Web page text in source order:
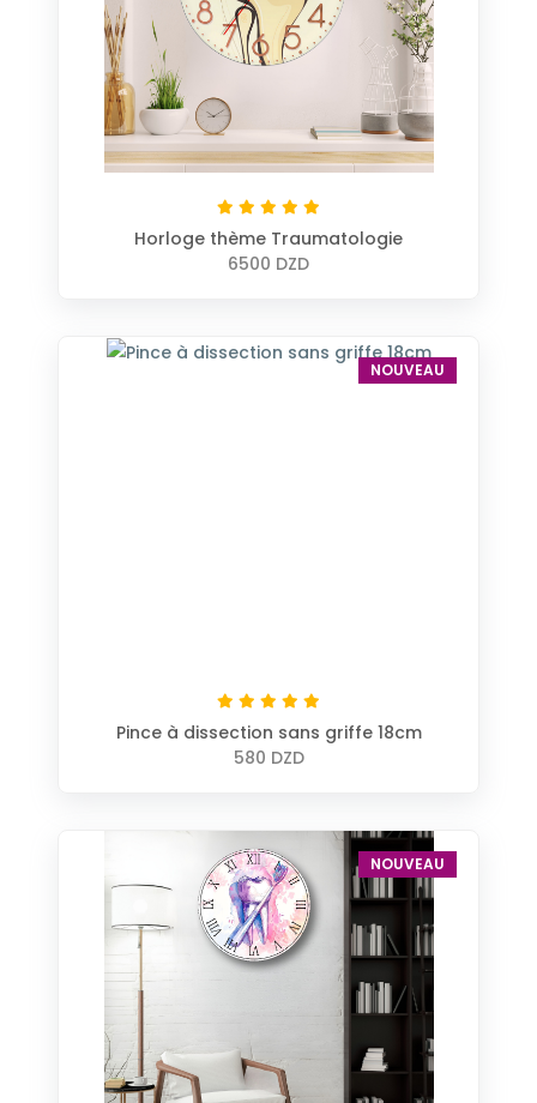
Horloge thème Traumatologie
6500 DZD
NOUVEAU
Pince à dissection sans griffe 18cm
580 DZD
NOUVEAU